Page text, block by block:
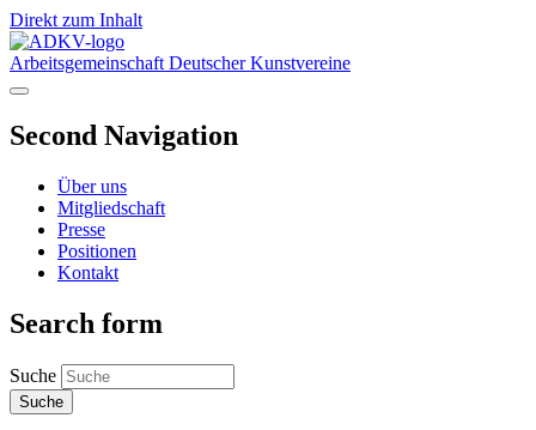
Direkt zum Inhalt
Arbeitsgemeinschaft Deutscher Kunstvereine
Second Navigation
Über uns
Mitgliedschaft
Presse
Positionen
Kontakt
Search form
Suche